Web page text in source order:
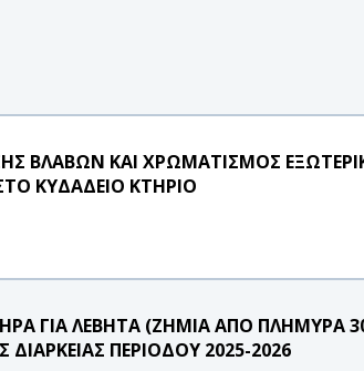
ΒΛΑΒΩΝ ΚΑΙ ΧΡΩΜΑΤΙΣΜΟΣ
ΚΥΔΑΔΕΙΟ ΚΤΗΡΙΟ
ΓΙΑ ΛΕΒΗΤΑ (ΖΗΜΙΑ ΑΠΟ ΠΛΗΜΥΡΑ
ΠΕΡΙΟΔΟΥ 2025-2026